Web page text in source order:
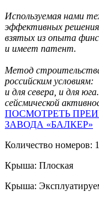
Используемая нами
эффективных
взятых из опыта
и имеет патент.
Метод
российским условиям:
и для севера, и для
сейсмической
ПОСМОТРЕТЬ
ЗАВОДА «БАЛКЕР»
Количество номеров:
Крыша: Плоская
Крыша: